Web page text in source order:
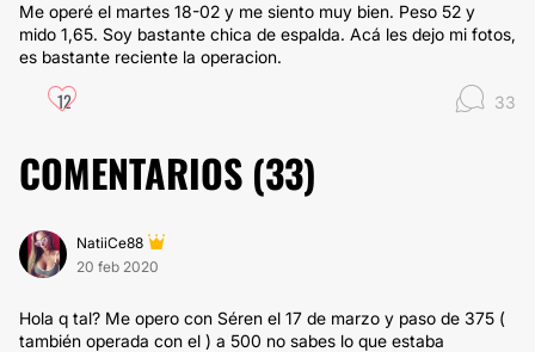
Me operé el martes 18-02 y me siento muy bien. Peso 52 y
mido 1,65. Soy bastante chica de espalda. Acá les dejo mi fotos,
es bastante reciente la operacion.
12 33
COMENTARIOS (33)
NatiiCe88
20 feb 2020
Hola q tal? Me opero con Séren el 17 de marzo y paso de 375 (
también operada con el ) a 500 no sabes lo que estaba